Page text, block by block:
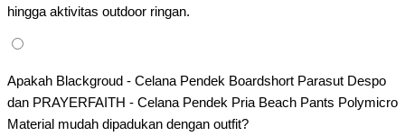
hingga aktivitas outdoor ringan.
Apakah Blackgroud - Celana Pendek Boardshort Parasut Despo
dan PRAYERFAITH - Celana Pendek Pria Beach Pants Polymicro
Material mudah dipadukan dengan outfit?